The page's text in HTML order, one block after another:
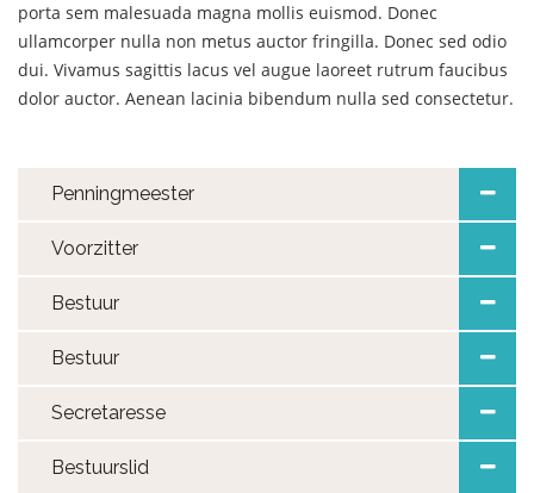
porta sem malesuada magna mollis euismod. Donec
ullamcorper nulla non metus auctor fringilla. Donec sed odio
dui. Vivamus sagittis lacus vel augue laoreet rutrum faucibus
dolor auctor. Aenean lacinia bibendum nulla sed consectetur.
Penningmeester
Voorzitter
Bestuur
Bestuur
Secretaresse
Bestuurslid